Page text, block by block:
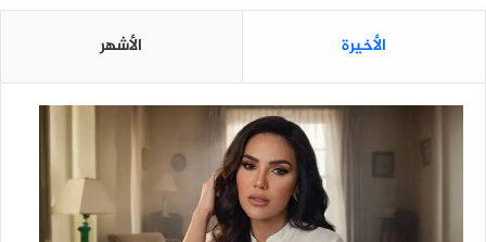
الأخيرة الأشهر